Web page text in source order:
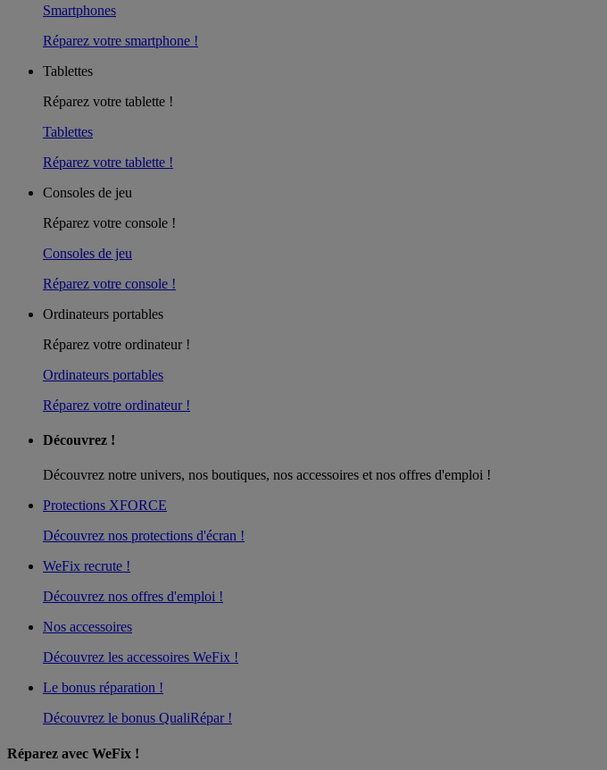
Smartphones
Réparez votre smartphone !
Tablettes
Réparez votre tablette !
Tablettes
Réparez votre tablette !
Consoles de jeu
Réparez votre console !
Consoles de jeu
Réparez votre console !
Ordinateurs portables
Réparez votre ordinateur !
Ordinateurs portables
Réparez votre ordinateur !
Découvrez !
Découvrez notre univers, nos boutiques, nos accessoires et nos offres d'emploi !
Protections XFORCE
Découvrez nos protections d'écran !
WeFix recrute !
Découvrez nos offres d'emploi !
Nos accessoires
Découvrez les accessoires WeFix !
Le bonus réparation !
Découvrez le bonus QualiRépar !
Réparez avec WeFix !